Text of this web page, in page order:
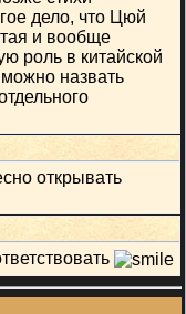
дело, что Цюй
и вообще
роль в китайской
назвать
открывать